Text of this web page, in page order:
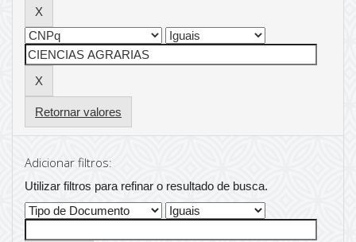
Retornar valores
Adicionar filtros:
Utilizar filtros para refinar o resultado de busca.